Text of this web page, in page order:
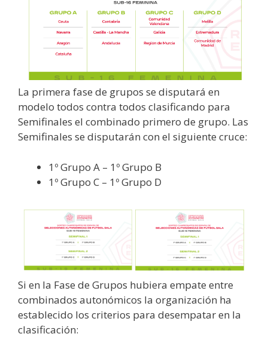
La primera fase de grupos se disputará en
modelo todos contra todos clasificando para
Semifinales el combinado primero de grupo. Las
Semifinales se disputarán con el siguiente cruce:
1º Grupo A – 1º Grupo B
1º Grupo C – 1º Grupo D
Si en la Fase de Grupos hubiera empate entre
combinados autonómicos la organización ha
establecido los criterios para desempatar en la
clasificación: